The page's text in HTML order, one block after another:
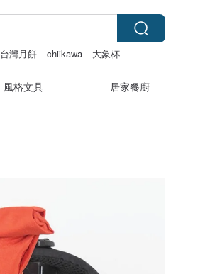
台灣月餅 chiikawa 大象杯
風格文具 居家餐廚